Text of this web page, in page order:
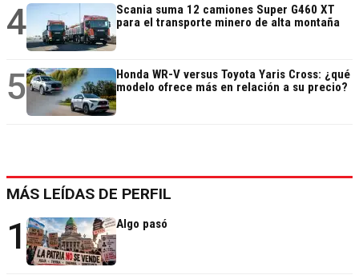
4
Scania suma 12 camiones Super G460 XT
para el transporte minero de alta montaña
5
Honda WR-V versus Toyota Yaris Cross: ¿qué
modelo ofrece más en relación a su precio?
MÁS LEÍDAS DE PERFIL
1 Algo pasó